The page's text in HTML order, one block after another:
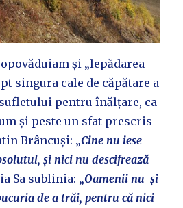
și „lepădarea
singura cale de căpătare a
pentru înălțare, ca
și peste un sfat prescris
Brâncuși: „Cine nu iese
și nici nu descifrează
Sa sublinia: „Oamenii nu-și
de a trăi, pentru că nici